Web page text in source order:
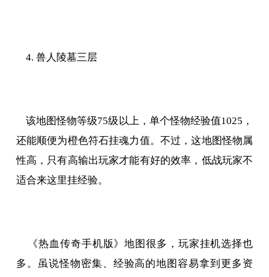
4. 兽人陵墓三层
该地图怪物等级75级以上，单个怪物经验值1025，
还能顺便为橙色符石挂魂力值。不过，这地图怪物属
性高，只有高输出玩家才能有好的效率，低战玩家不
适合来这里挂经验。
《热血传奇手机版》地图很多，玩家挂机选择也
多。虽说怪物密集、经验高的地图容易拿到更多资